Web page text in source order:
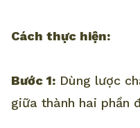
Cách thực hiện:
Bước 1: Dùng lược
giữa thành hai phần